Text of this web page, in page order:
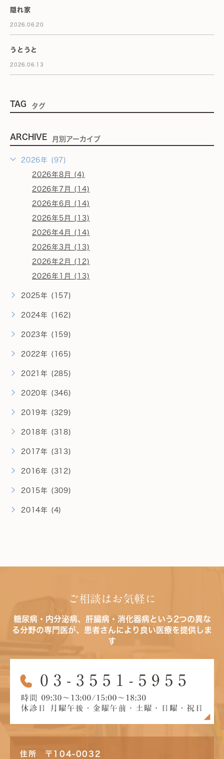
隠れ家
2026.06.20
うとうと
2026.06.13
TAG タグ
ARCHIVE 月別アーカイブ
2026年 (97)
2026年8月 (4)
2026年7月 (14)
2026年6月 (14)
2026年5月 (13)
2026年4月 (14)
2026年3月 (13)
2026年2月 (12)
2026年1月 (13)
2025年 (157)
2024年 (162)
2023年 (159)
2022年 (165)
2021年 (285)
2020年 (346)
2019年 (329)
2018年 (318)
2017年 (313)
2016年 (312)
2015年 (309)
2014年 (4)
ご相談はお気軽に
糖尿病・内分泌病、肝臓病・消化器病という2つの異な
る分野の専門医が、患者さんにより良い医療を提供しま
す
住所 〒104-0032